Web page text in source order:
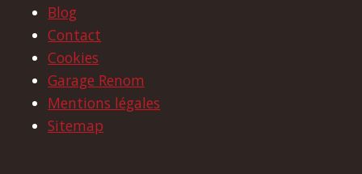
Blog
Contact
Cookies
Garage Renom
Mentions légales
Sitemap